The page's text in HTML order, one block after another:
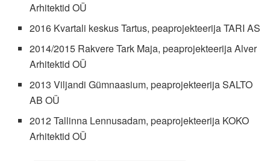
Arhitektid OÜ
2016 Kvartali keskus Tartus, peaprojekteerija TARI AS
2014/2015 Rakvere Tark Maja, peaprojekteerija Alver
Arhitektid OÜ
2013 Viljandi Gümnaasium, peaprojekteerija SALTO
AB OÜ
2012 Tallinna Lennusadam, peaprojekteerija KOKO
Arhitektid OÜ